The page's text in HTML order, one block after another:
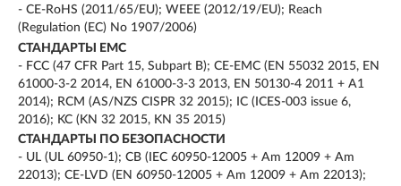
- CE-RoHS (2011/65/EU); WEEE (2012/19/EU); Reach
(Regulation (EC) No 1907/2006)
СТАНДАРТЫ EMC
- FCC (47 CFR Part 15, Subpart B); CE-EMC (EN 55032 2015, EN
61000-3-2 2014, EN 61000-3-3 2013, EN 50130-4 2011 + A1
2014); RCM (AS/NZS CISPR 32 2015); IC (ICES-003 issue 6,
2016); KC (KN 32 2015, KN 35 2015)
СТАНДАРТЫ ПО БЕЗОПАСНОСТИ
- UL (UL 60950-1); CB (IEC 60950-12005 + Am 12009 + Am
22013); CE-LVD (EN 60950-12005 + Am 12009 + Am 22013);